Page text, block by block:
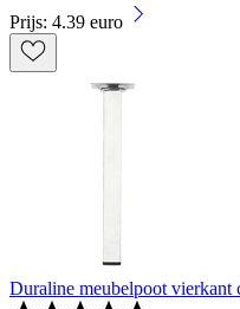
Prijs: 4.39 euro
Duraline meubelpoot vierkant